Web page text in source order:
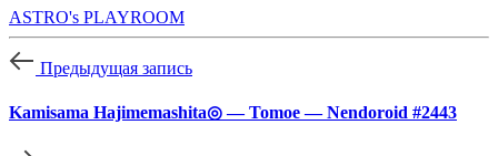
ASTRO's PLAYROOM
Предыдущая запись
Kamisama Hajimemashita◎ — Tomoe — Nendoroid #2443